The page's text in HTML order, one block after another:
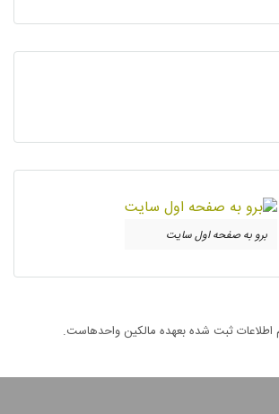
برو به صفحه اول سایت
ثبت شده بعهده مالکین واحدهاست.